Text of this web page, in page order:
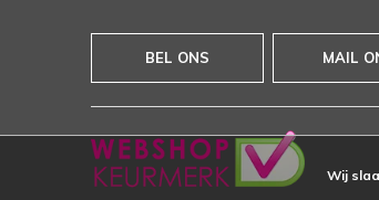
BEL ONS MAIL
Wij